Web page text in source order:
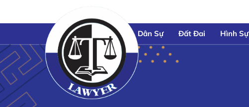
Dân Sự Đất Đai Hình Sự